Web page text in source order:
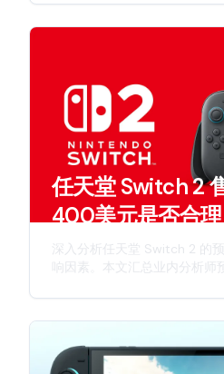
及任天堂新一代游戏主机的创
任天堂 Switch 2
400美元是否合
深入分析任天堂 Switch 2 的
响因素。本文汇总业内分析师